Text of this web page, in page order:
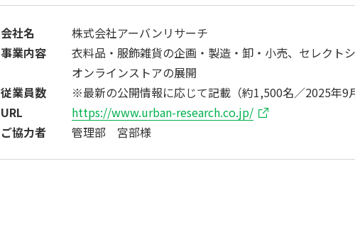
会社名
株式会社アーバンリサーチ
事業内容
衣料品・服飾雑貨の企画・製造・卸・小売、セレクト
オンラインストアの展開
従業員数
※最新の公開情報に応じて記載（約1,500名／2025年9
URL
https://www.urban-research.co.jp/
ご協力者
管理部 宮部様